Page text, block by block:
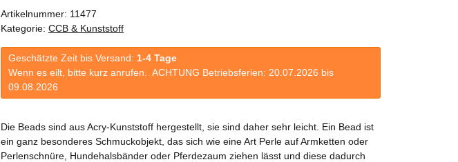
Artikelnummer: 11477
Kategorie: CCB & Kunststoff
Geschätzte Zeit bis Versand: 1-4 Tage
Wenn es eilt, bitte kurz anrufen. ACHTUNG Betriebsferien: 20.07.2026 bis
09.08.2026
Die Beads sind aus Acry-Kunststoff hergestellt, sie sind daher sehr leicht. Ein Bead ist
ein ganz besonderes Schmuckobjekt, das sich wie eine Art Perle auf Armketten oder
Perlenschnüre, Hundehalsbänder oder Pferdezaum ziehen lässt und diese dadurch